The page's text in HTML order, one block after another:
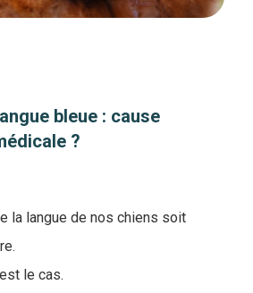
bleue : cause
?
la langue de nos chiens soit
le cas.